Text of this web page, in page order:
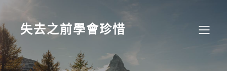
content
失去之前學會珍惜